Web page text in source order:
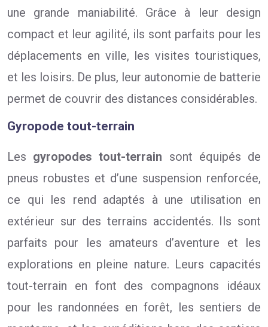
une grande maniabilité. Grâce à leur design
compact et leur agilité, ils sont parfaits pour les
déplacements en ville, les visites touristiques,
et les loisirs. De plus, leur autonomie de batterie
permet de couvrir des distances considérables.
Gyropode tout-terrain
Les gyropodes tout-terrain sont équipés de
pneus robustes et d’une suspension renforcée,
ce qui les rend adaptés à une utilisation en
extérieur sur des terrains accidentés. Ils sont
parfaits pour les amateurs d’aventure et les
explorations en pleine nature. Leurs capacités
tout-terrain en font des compagnons idéaux
pour les randonnées en forêt, les sentiers de